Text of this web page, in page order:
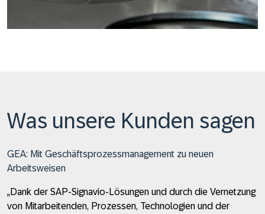
Was unsere Kunden sagen
GEA: Mit Geschäftsprozessmanagement zu neuen
Arbeitsweisen
„Dank der SAP-Signavio-Lösungen und durch die Vernetzung
von Mitarbeitenden, Prozessen, Technologien und der